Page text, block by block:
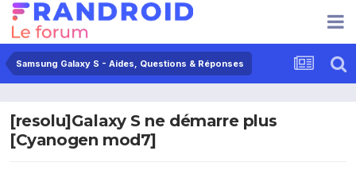
Samsung Galaxy S - Aides, Questions & Réponses
[resolu]Galaxy S ne démarre plus
[Cyanogen mod7]